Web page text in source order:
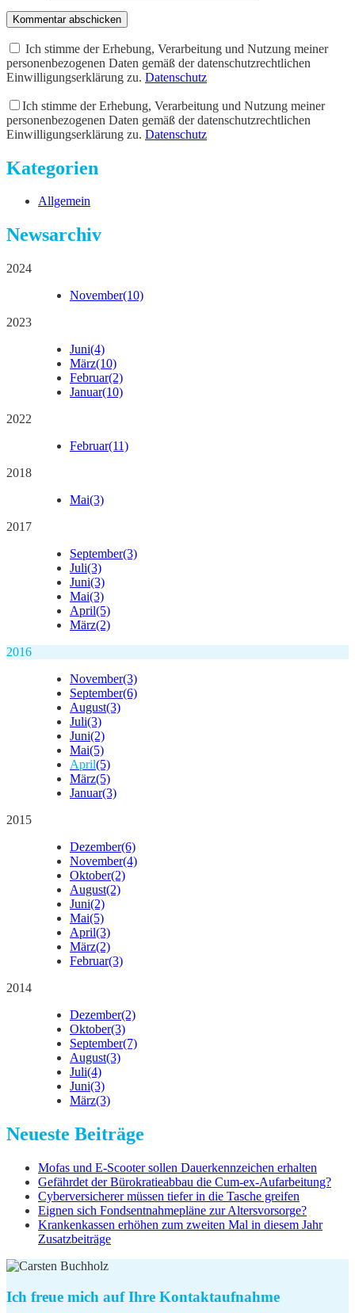
Kommentar abschicken
Ich stimme der Erhebung, Verarbeitung und Nutzung meiner
personenbezogenen Daten gemäß der datenschutzrechtlichen
Einwilligungserklärung zu. Datenschutz
Ich stimme der Erhebung, Verarbeitung und Nutzung meiner
personenbezogenen Daten gemäß der datenschutzrechtlichen
Einwilligungserklärung zu. Datenschutz
Kategorien
Allgemein
Newsarchiv
2024
November(10)
2023
Juni(4)
März(10)
Februar(2)
Januar(10)
2022
Februar(11)
2018
Mai(3)
2017
September(3)
Juli(3)
Juni(3)
Mai(3)
April(5)
März(2)
2016
November(3)
September(6)
August(3)
Juli(3)
Juni(2)
Mai(5)
April(5)
März(5)
Januar(3)
2015
Dezember(6)
November(4)
Oktober(2)
August(2)
Juni(2)
Mai(5)
April(3)
März(2)
Februar(3)
2014
Dezember(2)
Oktober(3)
September(7)
August(3)
Juli(4)
Juni(3)
März(3)
Neueste Beiträge
Mofas und E-Scooter sollen Dauerkennzeichen erhalten
Gefährdet der Bürokratieabbau die Cum-ex-Aufarbeitung?
Cyberversicherer müssen tiefer in die Tasche greifen
Eignen sich Fondsentnahmepläne zur Altersvorsorge?
Krankenkassen erhöhen zum zweiten Mal in diesem Jahr
Zusatzbeiträge
Ich freue mich auf Ihre Kontaktaufnahme